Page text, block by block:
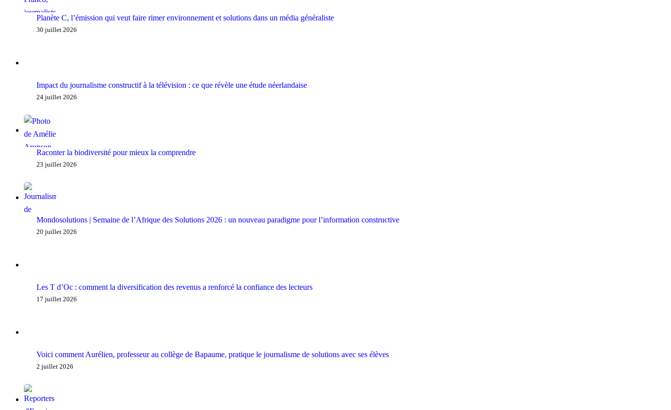
Planète C, l’émission qui veut faire rimer environnement et solutions dans un média généraliste
30 juillet 2026
Impact du journalisme constructif à la télévision : ce que révèle une étude néerlandaise
24 juillet 2026
Raconter la biodiversité pour mieux la comprendre
23 juillet 2026
Mondosolutions | Semaine de l’Afrique des Solutions 2026 : un nouveau paradigme pour l’information constructive
20 juillet 2026
Les T d’Oc : comment la diversification des revenus a renforcé la confiance des lecteurs
17 juillet 2026
Voici comment Aurélien, professeur au collège de Bapaume, pratique le journalisme de solutions avec ses élèves
2 juillet 2026